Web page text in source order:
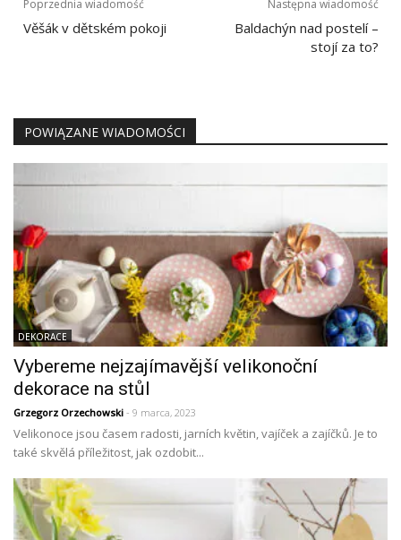
wpisu
Poprzednia wiadomość
Věšák v dětském pokoji
Następna wiadomość
Baldachýn nad postelí –
stojí za to?
POWIĄZANE WIADOMOŚCI
DEKORACE
Vybereme nejzajímavější velikonoční
dekorace na stůl
Grzegorz Orzechowski - 9 marca, 2023
Velikonoce jsou časem radosti, jarních květin, vajíček a zajíčků. Je to
také skvělá příležitost, jak ozdobit...